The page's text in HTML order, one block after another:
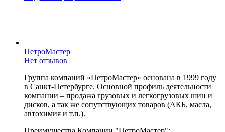
ПетроМастер
Нет отзывов
Группа компаний «ПетроМастер» основана в 1999 году
в Санкт-Петербурге. Основной профиль деятельности
компании – продажа грузовых и легкогрузовых шин и
дисков, а так же сопутствующих товаров (АКБ, масла,
автохимия и т.п.).